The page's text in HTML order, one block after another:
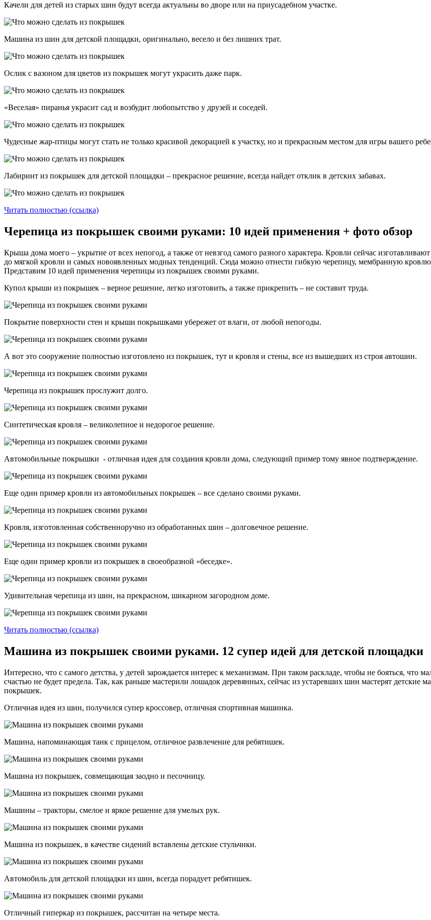
Качели для детей из старых шин будут всегда актуальны во дворе или на приусадебном участке.
Машина из шин для детской площадки, оригинально, весело и без лишних трат.
Ослик с вазоном для цветов из покрышек могут украсить даже парк.
«Веселая» пиранья украсит сад и возбудит любопытство у друзей и соседей.
Чудесные жар-птицы могут стать не только красивой декорацией к участку, но и прекрасным местом для игры вашего
Лабиринт из покрышек для детской площадки – прекрасное решение, всегда найдет отклик в детских забавах.
Читать полностью (ссылка)
Черепица из покрышек своими руками: 10 идей применения + фото обзор
Крыша дома моего – укрытие от всех непогод, а также от невзгод самого разного характера. Кровли сейчас
до мягкой кровли и самых новоявленных модных тенденций. Сюда можно отнести гибкую черепицу, мембранную
Представим 10 идей применения черепицы из покрышек своими руками.
Купол крыши из покрышек – верное решение, легко изготовить, а также прикрепить – не составит труда.
Покрытие поверхности стен и крыши покрышками убережет от влаги, от любой непогоды.
А вот это сооружение полностью изготовлено из покрышек, тут и кровля и стены, все из вышедших из строя автошин.
Черепица из покрышек прослужит долго.
Синтетическая кровля – великолепное и недорогое решение.
Автомобильные покрышки - отличная идея для создания кровли дома, следующий пример тому явное подтверждение.
Еще один пример кровли из автомобильных покрышек – все сделано своими руками.
Кровля, изготовленная собственноручно из обработанных шин – долговечное решение.
Еще один пример кровли из покрышек в своеобразной «беседке».
Удивительная черепица из шин, на прекрасном, шикарном загородном доме.
Читать полностью (ссылка)
Машина из покрышек своими руками. 12 супер идей для детской площадки
Интересно, что с самого детства, у детей зарождается интерес к механизмам. При таком раскладе, чтобы не бояться, что
счастью не будет предела. Так, как раньше мастерили лошадок деревянных, сейчас из устаревших шин мастерят
покрышек.
Отличная идея из шин, получился супер кроссовер, отличная спортивная машинка.
Машина, напоминающая танк с прицелом, отличное развлечение для ребятишек.
Машина из покрышек, совмещающая заодно и песочницу.
Машины – тракторы, смелое и яркое решение для умелых рук.
Машина из покрышек, в качестве сидений вставлены детские стульчики.
Автомобиль для детской площадки из шин, всегда порадует ребятишек.
Отличный гиперкар из покрышек, рассчитан на четыре места.